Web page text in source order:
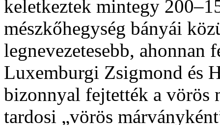
keletkeztek mintegy
mészkőhegység bányái
legnevezetesebb, ahonnan
Luxemburgi Zsigmond és
bizonnyal fejtették a vörös
tardosi „vörös